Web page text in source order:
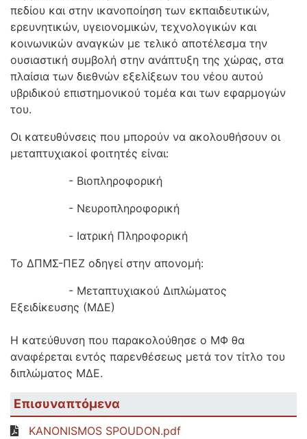
πεδίου και στην ικανοποίηση των εκπαιδευτικών,
ερευνητικών, υγειονομικών, τεχνολογικών και
κοινωνικών αναγκών με τελικό αποτέλεσμα την
ουσιαστική συμβολή στην ανάπτυξη της χώρας, στα
πλαίσια των διεθνών εξελίξεων του νέου αυτού
υβριδικού επιστημονικού τομέα και των εφαρμογών
του.
Οι κατευθύνσεις που μπορούν να ακολουθήσουν οι
μεταπτυχιακοί φοιτητές είναι:
- Βιοπληροφορική
- Νευροπληροφορική
- Ιατρική Πληροφορική
Το ΔΠΜΣ-ΠΕΖ οδηγεί στην απονομή:
- Μεταπτυχιακού Διπλώματος
Εξειδίκευσης (ΜΔΕ)
Η κατεύθυνση που παρακολούθησε ο ΜΦ θα
αναφέρεται εντός παρενθέσεως μετά τον τίτλο του
διπλώματος ΜΔΕ.
Επισυναπτόμενα
KANONISMOS SPOUDON.pdf